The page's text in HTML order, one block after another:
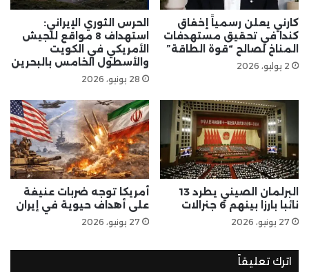
كارني يعلن رسمياً إخفاق
كندا في تحقيق مستهدفات
المناخ لصالح “قوة الطاقة”
2 يوليو، 2026
الحرس الثوري الإيراني:
استهداف 8 مواقع للجيش
الأمريكي في الكويت
والأسطول الخامس بالبحرين
28 يونيو، 2026
البرلمان الصيني يطرد 13
نائبا بارزا بينهم 6 جنرالات
27 يونيو، 2026
أمريكا توجه ضربات عنيفة
على أهداف حيوية في إيران
27 يونيو، 2026
اترك تعليقاً